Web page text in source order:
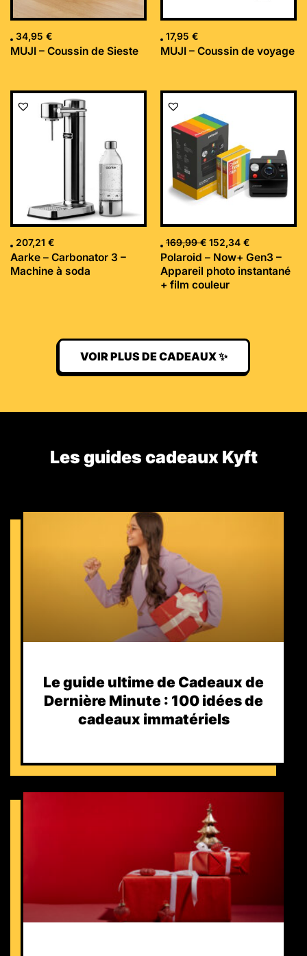
34,95 €
MUJI – Coussin de Sieste
17,95 €
MUJI – Coussin de voyage
207,21 €
Aarke – Carbonator 3 –
Machine à soda
169,99€
Le
initial
était :
169,99 €.
152,34 €
Le
Polaroid – Now+ Gen3 –
Appareil photo instantané
+ film couleur
VOIR PLUS DE CADEAUX ✨
Les guides cadeaux Kyft​
Le guide ultime de Cadeaux de
Dernière Minute : 100 idées de
cadeaux immatériels